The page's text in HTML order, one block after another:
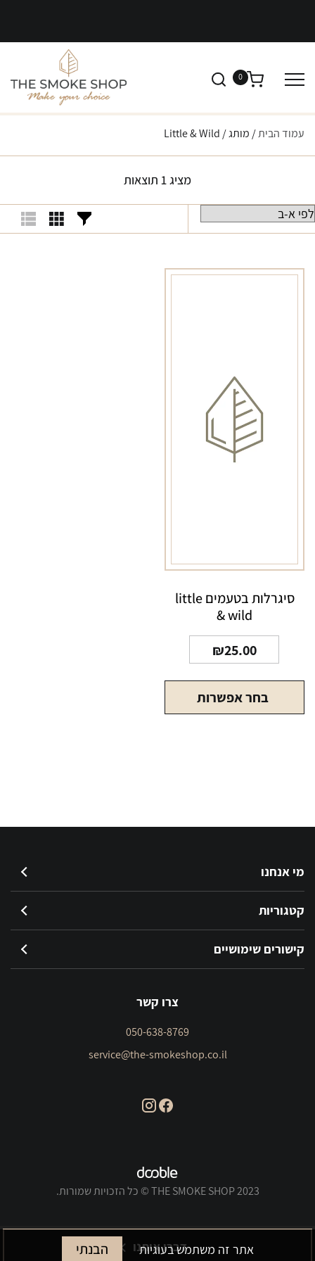
0
דברו איתנו
עמוד הבית/ מותג / Little & Wild
מציג 1 תוצאות
סיגרלות בטעמים little
& wild
₪25.00
בחר אפשרות
מי אנחנו
קטגוריות
קישורים שימושיים
צרו קשר
050-638-8769
service@the-smokeshop.co.il
THE SMOKE SHOP 2023 © כל הזכויות שמורות.
אתר זה משתמש בעוגיות הבנתי